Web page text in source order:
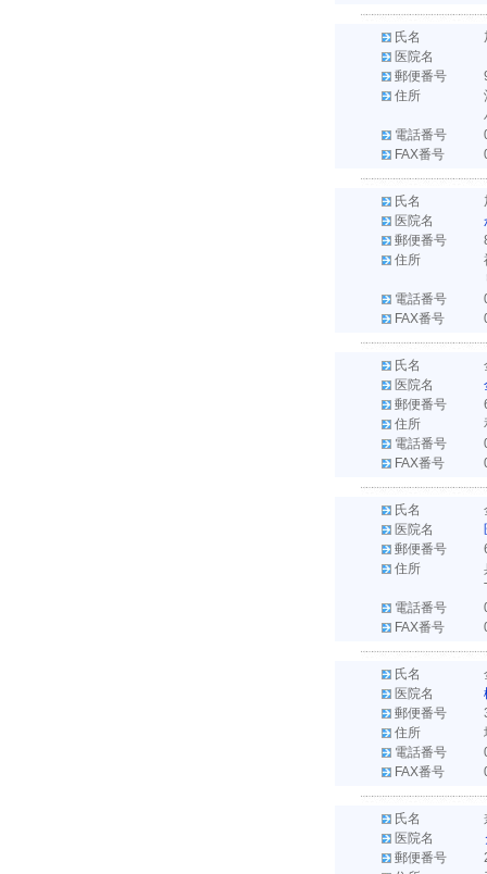
氏名
医院名
郵便番号
住所
電話番号
FAX番号
氏名
医院名
郵便番号
住所
電話番号
FAX番号
氏名
医院名
郵便番号
住所
電話番号
FAX番号
氏名
医院名
郵便番号
住所
電話番号
FAX番号
氏名
医院名
郵便番号
住所
電話番号
FAX番号
氏名
医院名
郵便番号